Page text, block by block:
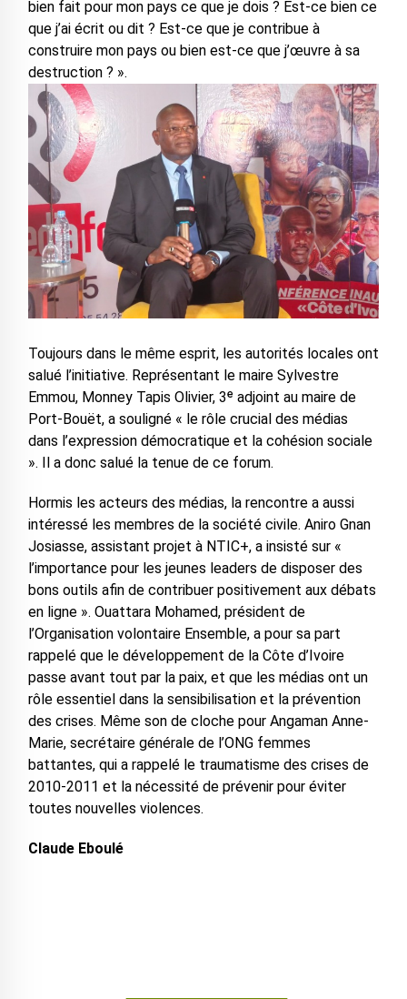
bien fait pour mon pays ce que je dois ? Est-ce bien ce
que j’ai écrit ou dit ? Est-ce que je contribue à
construire mon pays ou bien est-ce que j’œuvre à sa
destruction ? ».
‎Toujours dans le même esprit, les autorités locales ont
salué l’initiative. Représentant le maire Sylvestre
Emmou, Monney Tapis Olivier, 3ᵉ adjoint au maire de
Port-Bouët, a souligné « le rôle crucial des médias
dans l’expression démocratique et la cohésion sociale
». Il a donc salué la tenue de ce forum.
‎Hormis les acteurs des médias, la rencontre a aussi
intéressé les membres de la société civile. Aniro Gnan
Josiasse, assistant projet à NTIC+, a insisté sur «
l’importance pour les jeunes leaders de disposer des
bons outils afin de contribuer positivement aux débats
en ligne ». Ouattara Mohamed, président de
l’Organisation volontaire Ensemble, a pour sa part
rappelé que le développement de la Côte d’Ivoire
passe avant tout par la paix, et que les médias ont un
rôle essentiel dans la sensibilisation et la prévention
des crises. Même son de cloche pour Angaman Anne-
Marie, secrétaire générale de l’ONG femmes
battantes, qui a rappelé le traumatisme des crises de
2010-2011 et la nécessité de prévenir pour éviter
toutes nouvelles violences.
Claude Eboulé